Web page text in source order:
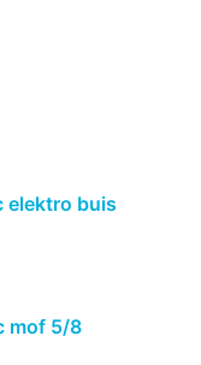
elektro buis
mof 5/8